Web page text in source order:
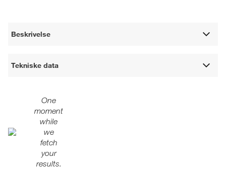
Beskrivelse
Tekniske data
One
moment
while
we
fetch
your
results.